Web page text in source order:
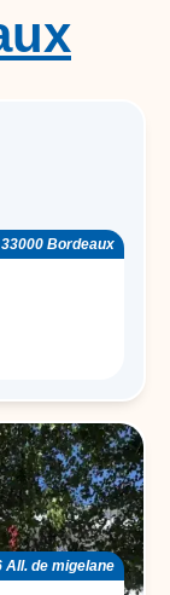
Bordeaux
All. de migelane